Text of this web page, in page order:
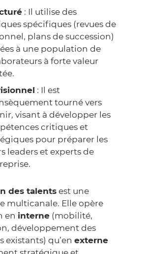
: Il utilise des
spécifiques (revues de
plans de succession)
à une population de
à forte valeur
: Il est
tourné vers
visant à développer les
critiques et
pour préparer les
leaders et experts de
des talentsest une
multicanale. Elle opère
en interne (mobilité,
développement des
existants) qu’en externe